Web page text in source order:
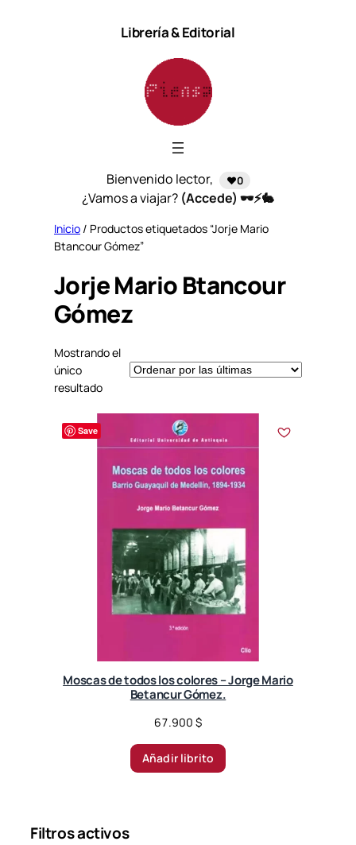
Librería & Editorial
Bienvenido lector, ❤️0
¿Vamos a viajar? (Accede) 🕶️⚡🐇
Inicio / Productos etiquetados “Jorje Mario
Btancour Gómez”
Jorje Mario Btancour
Gómez
Mostrando el
único
resultado
Save
Moscas de todos los colores – Jorge Mario
Betancur Gómez.
67.900 $
Añadir librito
Filtros activos